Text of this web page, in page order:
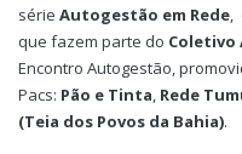
série Autogestão em Rede,
que fazem parte do
Encontro Autogestão,
Pacs: Pão e Tinta, Rede
(Teia dos Povos da Bahia).